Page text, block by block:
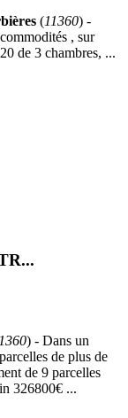
(11360) -
, sur
de 3 chambres, ...
) - Dans un
de plus de
de 9 parcelles
326800€ ...